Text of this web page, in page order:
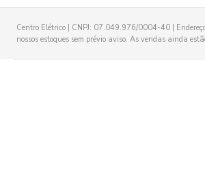
Centro Elétrico | CNPJ: 07.049.976/0004-40 |
nossos estoques sem prévio aviso. As vendas ainda